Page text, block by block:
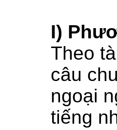
I)
Theo
câu
ngoại
tiếng